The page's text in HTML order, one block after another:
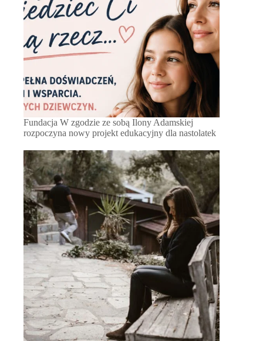
Fundacja W zgodzie ze sobą Ilony Adamskiej
rozpoczyna nowy projekt edukacyjny dla nastolatek